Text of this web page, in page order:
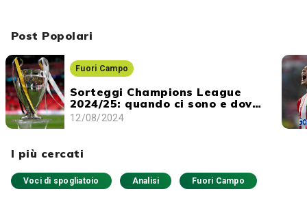
Post Popolari
Fuori Campo
Sorteggi Champions League
2024/25: quando ci sono e dove
vederli
12/08/2024
I più cercati
Voci di spogliatoio Analisi Fuori Campo